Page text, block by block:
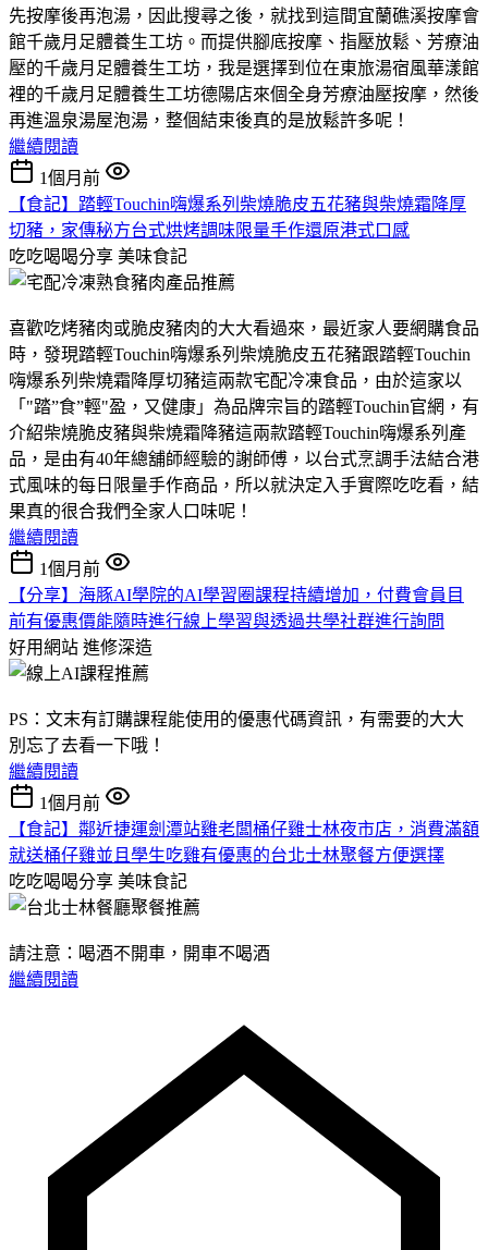
先按摩後再泡湯，因此搜尋之後，就找到這間宜蘭礁溪按摩會
館千歲月足體養生工坊。而提供腳底按摩、指壓放鬆、芳療油
壓的千歲月足體養生工坊，我是選擇到位在東旅湯宿風華漾館
裡的千歲月足體養生工坊德陽店來個全身芳療油壓按摩，然後
再進溫泉湯屋泡湯，整個結束後真的是放鬆許多呢！
繼續閱讀
1個月前
【食記】踏輕Touchin嗨爆系列柴燒脆皮五花豬與柴燒霜降厚
切豬，家傳秘方台式烘烤調味限量手作還原港式口感
吃吃喝喝分享 美味食記
喜歡吃烤豬肉或脆皮豬肉的大大看過來，最近家人要網購食品
時，發現踏輕Touchin嗨爆系列柴燒脆皮五花豬跟踏輕Touchin
嗨爆系列柴燒霜降厚切豬這兩款宅配冷凍食品，由於這家以
「"踏”食”輕"盈，又健康」為品牌宗旨的踏輕Touchin官網，有
介紹柴燒脆皮豬與柴燒霜降豬這兩款踏輕Touchin嗨爆系列產
品，是由有40年總舖師經驗的謝師傅，以台式烹調手法結合港
式風味的每日限量手作商品，所以就決定入手實際吃吃看，結
果真的很合我們全家人口味呢！
繼續閱讀
1個月前
【分享】海豚AI學院的AI學習圈課程持續增加，付費會員目
前有優惠價能隨時進行線上學習與透過共學社群進行詢問
好用網站 進修深造
PS：文末有訂購課程能使用的優惠代碼資訊，有需要的大大
別忘了去看一下哦！
繼續閱讀
1個月前
【食記】鄰近捷運劍潭站雞老闆桶仔雞士林夜市店，消費滿額
就送桶仔雞並且學生吃雞有優惠的台北士林聚餐方便選擇
吃吃喝喝分享 美味食記
請注意：喝酒不開車，開車不喝酒
繼續閱讀